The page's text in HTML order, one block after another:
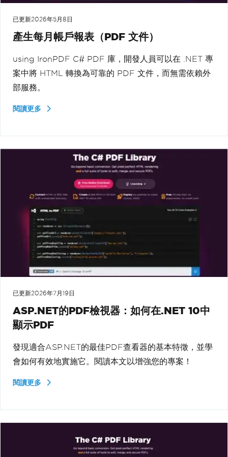
已更新2026年5月8日
產生每月帳戶報表（PDF 文件）
using IronPDF C# PDF 庫，開發人員可以在 .NET 專
案中將 HTML 轉換為可靠的 PDF 文件，而無需依賴外
部服務。
閱讀更多
已更新2026年7月19日
ASP.NET的PDF檢視器：如何在.NET 10中
顯示PDF
發現適合ASP.NET的最佳PDF查看器的基本特徵，並學
會如何有效地實施它。閱讀本文以增強您的專案！
閱讀更多